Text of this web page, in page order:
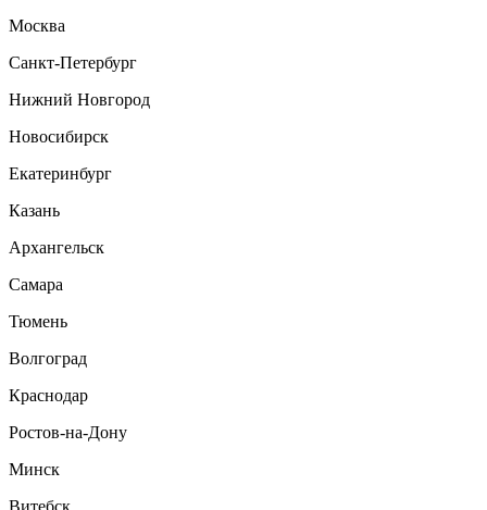
Москва
Санкт-Петербург
Нижний Новгород
Новосибирск
Екатеринбург
Казань
Архангельск
Самара
Тюмень
Волгоград
Краснодар
Ростов-на-Дону
Минск